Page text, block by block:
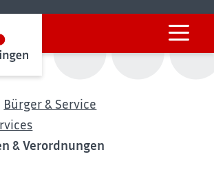
Bürger & Service
& Verordnungen